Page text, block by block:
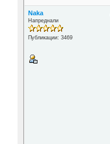
Naka
Напреднали
Публикации: 3469